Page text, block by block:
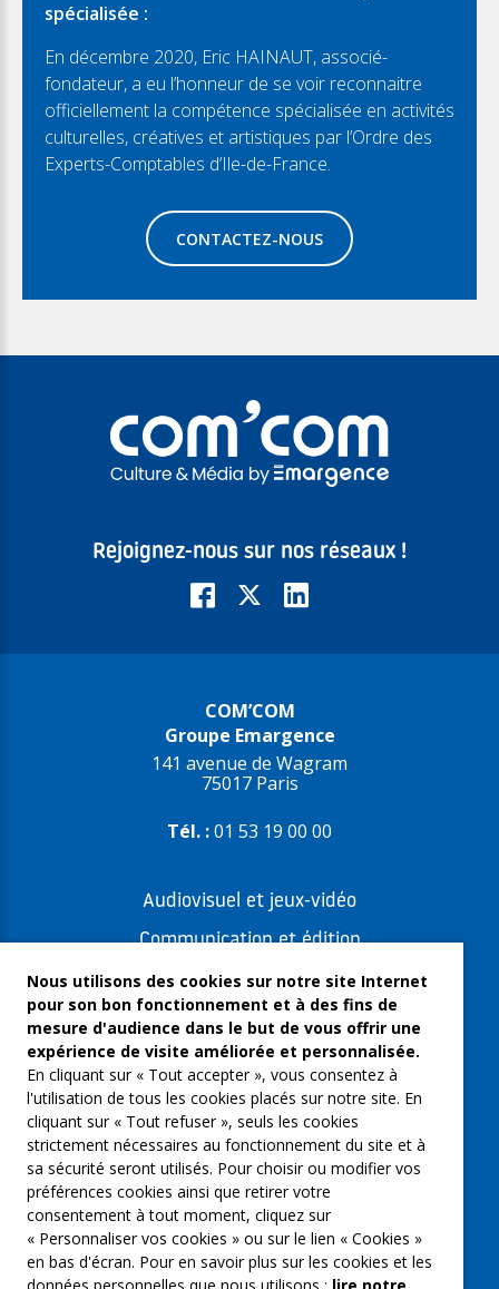
spécialisée :
En décembre 2020, Eric HAINAUT, associé-
fondateur, a eu l’honneur de se voir reconnaitre
officiellement la compétence spécialisée en activités
culturelles, créatives et artistiques par l’Ordre des
Experts-Comptables d’Ile-de-France.
CONTACTEZ-NOUS
Rejoignez-nous sur nos réseaux !
COM’COM
Groupe Emargence
141 avenue de Wagram
75017 Paris
Tél. :01 53 19 00 00
Audiovisuel et jeux-vidéo
Communication et édition
Freelances et artistes-auteurs
Musique et spectacles
Qui sommes-nous ?
Groupe Emargence
C’moi le chef
Actualités
Contactez nous
Mentions légales
Nous utilisons des cookies sur notre site Internet
pour son bon fonctionnement et à des fins de
mesure d'audience dans le but de vous offrir une
expérience de visite améliorée et personnalisée.
En cliquant sur « Tout accepter », vous consentez à
l'utilisation de tous les cookies placés sur notre site. En
cliquant sur « Tout refuser », seuls les cookies
strictement nécessaires au fonctionnement du site et à
sa sécurité seront utilisés. Pour choisir ou modifier vos
préférences cookies ainsi que retirer votre
consentement à tout moment, cliquez sur
« Personnaliser vos cookies » ou sur le lien « Cookies »
en bas d'écran. Pour en savoir plus sur les cookies et les